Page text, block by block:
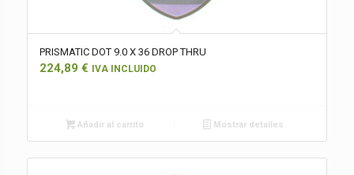
PRISMATIC DOT 9.0 X 36 DROP THRU
224,89 € IVA INCLUIDO
Añadir al carrito Mostrar detalles